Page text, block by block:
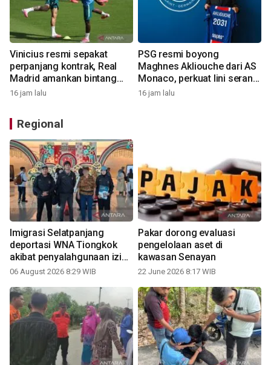
Vinicius resmi sepakat
perpanjang kontrak, Real
Madrid amankan bintang
masa depan
16 jam lalu
PSG resmi boyong
Maghnes Akliouche dari AS
Monaco, perkuat lini serang
bertabur bintang
16 jam lalu
Regional
Imigrasi Selatpanjang
deportasi WNA Tiongkok
akibat penyalahgunaan izin
tinggal
06 August 2026 8:29 WIB
Pakar dorong evaluasi
pengelolaan aset di
kawasan Senayan
22 June 2026 8:17 WIB